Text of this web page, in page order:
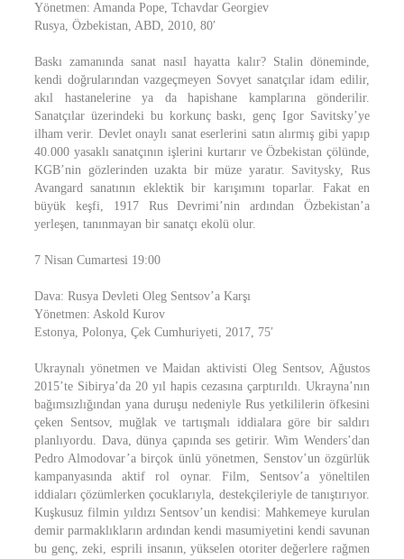
Yönetmen: Amanda Pope, Tchavdar Georgiev
Rusya, Özbekistan, ABD, 2010, 80′
Baskı zamanında sanat nasıl hayatta kalır? Stalin döneminde,
kendi doğrularından vazgeçmeyen Sovyet sanatçılar idam edilir,
akıl hastanelerine ya da hapishane kamplarına gönderilir.
Sanatçılar üzerindeki bu korkunç baskı, genç Igor Savitsky’ye
ilham verir. Devlet onaylı sanat eserlerini satın alırmış gibi yapıp
40.000 yasaklı sanatçının işlerini kurtarır ve Özbekistan çölünde,
KGB’nin gözlerinden uzakta bir müze yaratır. Savitysky, Rus
Avangard sanatının eklektik bir karışımını toparlar. Fakat en
büyük keşfi, 1917 Rus Devrimi’nin ardından Özbekistan’a
yerleşen, tanınmayan bir sanatçı ekolü olur.
7 Nisan Cumartesi 19:00
Dava: Rusya Devleti Oleg Sentsov’a Karşı
Yönetmen: Askold Kurov
Estonya, Polonya, Çek Cumhuriyeti, 2017, 75′
Ukraynalı yönetmen ve Maidan aktivisti Oleg Sentsov, Ağustos
2015’te Sibirya’da 20 yıl hapis cezasına çarptırıldı. Ukrayna’nın
bağımsızlığından yana duruşu nedeniyle Rus yetkililerin öfkesini
çeken Sentsov, muğlak ve tartışmalı iddialara göre bir saldırı
planlıyordu. Dava, dünya çapında ses getirir. Wim Wenders’dan
Pedro Almodovar’a birçok ünlü yönetmen, Senstov’un özgürlük
kampanyasında aktif rol oynar. Film, Sentsov’a yöneltilen
iddiaları çözümlerken çocuklarıyla, destekçileriyle de tanıştırıyor.
Kuşkusuz filmin yıldızı Sentsov’un kendisi: Mahkemeye kurulan
demir parmaklıkların ardından kendi masumiyetini kendi savunan
bu genç, zeki, esprili insanın, yükselen otoriter değerlere rağmen